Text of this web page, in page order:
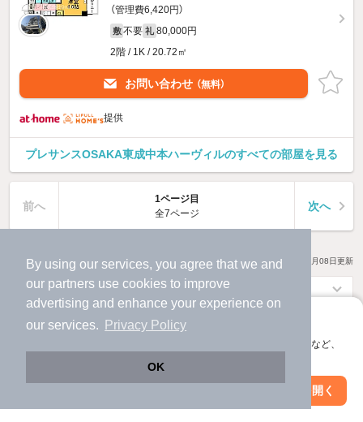
By using our services, you agree that we and
our partners use cookies to improve
advertising and enhance your experience on
our services.
Privacy Policy
OK
アプリに切り替えて、サクサクお部屋探し
会員登録なしですぐ使える。マップ検索やお気に入り保存など、
アプリを開く
（管理費6,420円）
敷 不要 礼 80,000円
2階 / 1K / 20.72㎡
お問い合わせ （無料）
提供
プレサンスOSAKA東成中本ハーヴィルのすべての部屋を見る
前へ
1ページ目
全7ページ
次へ
物件数 270件 2026年08月08日更新
絞り込み条件を変更